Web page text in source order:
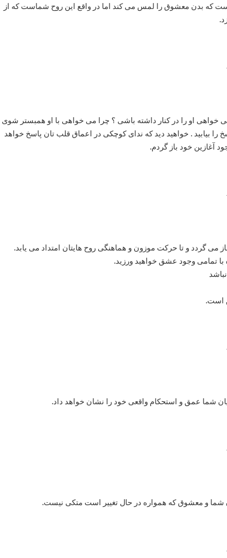
که بدن معشوق را لمس می کند اما در واقع این روح شماست که از
او را در کنار داشته باشی ؟ چرا می خواهی با او همبستر شوی
بیابید . خواهید دید که ندای کوچکی در اعماق قلب تان پاسخ خواهد
آغازین خود باز گردم.
می گردد و تا حرکت موزون و هماهنگی روح هایتان امتداد می یابد.
تمامی وجود عشق خواهید ورزید.
است.
شما عمق و استحکام واقعی خود را نشان خواهد داد.
شما و معشوق که همواره در حال تغییر است متکی نیست.